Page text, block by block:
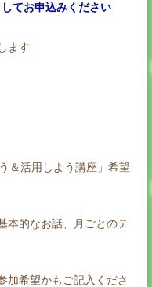
てお申込みください
す
＆活用しよう講座」希望
お話、月ごとのテ
もご記入くださ